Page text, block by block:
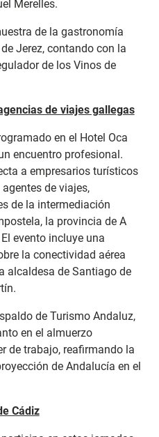
Merelles.
de la gastronomía
Jerez, contando con la
de los Vinos de
de viajes gallegas
en el Hotel Oca
encuentro profesional.
a empresarios turísticos
de viajes,
de la intermediación
la provincia de A
evento incluye una
la conectividad aérea
alcaldesa de Santiago de
de Turismo Andaluz,
en el almuerzo
de trabajo, reafirmando la
de Andalucía en el
Cádiz